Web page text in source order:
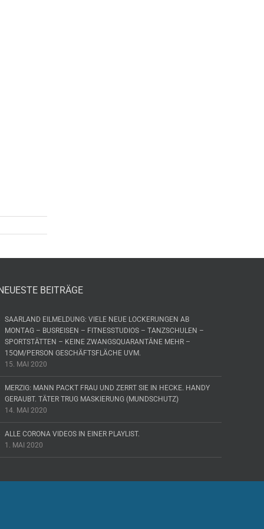
BEITRÄGE
SAARLAND EILMELDUNG: VIELE NEUE LOCKERUNGEN AB
MONTAG – BUSREISEN – FITNESSTUDIOS – TANZSCHULEN –
SPORTSTÄTTEN – KEINE ZWANGSQUARANTÄNE MEHR –
15QM/PERSON GESCHÄFTSFLÄCHE UVM.
15. MAI 2020
MERZIG: MANN PACKT FRAU UND ZERRT SIE IN HECKE. HANDY
GERAUBT. TÄTER TRUG MASKIERUNG (MUNDSCHUTZ)
14. MAI 2020
ALLE CORONA VIDEOS IN EINER PLAYLIST.
1. MAI 2020